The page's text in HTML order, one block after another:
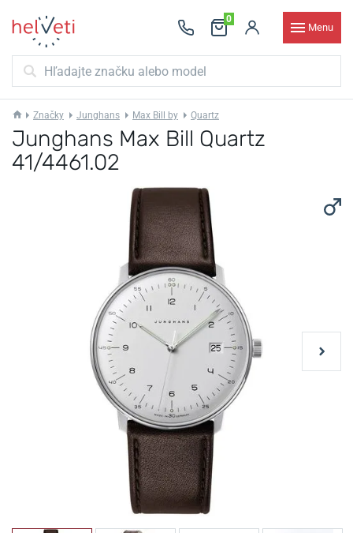
0
Menu
Značky Junghans Max Bill by Quartz
Junghans Max Bill Quartz
41/4461.02